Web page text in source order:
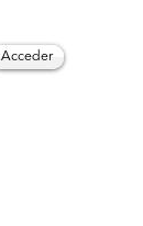
Acceder